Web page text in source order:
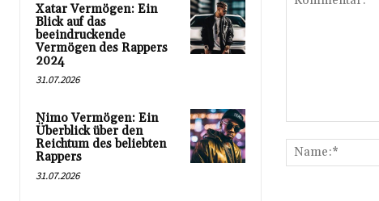
Xatar Vermögen: Ein
Blick auf das
beeindruckende
Vermögen des Rappers
2024
31.07.2026
Nimo Vermögen: Ein
Überblick über den
Reichtum des beliebten
Rappers
31.07.2026